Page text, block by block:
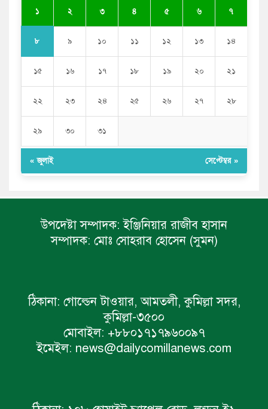
১ ২ ৩ ৪ ৫ ৬ ৭
৮ ৯ ১০ ১১ ১২ ১৩ ১৪
১৫ ১৬ ১৭ ১৮ ১৯ ২০ ২১
২২ ২৩ ২৪ ২৫ ২৬ ২৭ ২৮
২৯ ৩০ ৩১
« জুলাই সেপ্টেম্বর »
উপদেষ্টা সম্পাদক: ইঞ্জিনিয়ার রাজীব হাসান
সম্পাদক: মোঃ সোহরাব হোসেন (সুমন)
ঠিকানা: গোল্ডেন টাওয়ার, আমতলী, কুমিল্লা সদর,
কুমিল্লা-৩৫০০
মোবাইল: +৮৮০১৭১৭৯৬০০৯৭
ইমেইল: news@dailycomillanews.com